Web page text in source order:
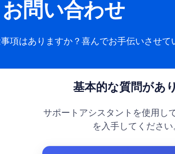
お問い合わせ
項はありますか？喜んでお手伝いさせて
基本的な質問があ
サポートアシスタントを使用し
を入手してください